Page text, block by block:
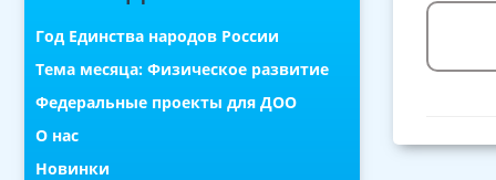
Год Единства народов России
Тема месяца: Физическое развитие
Федеральные проекты для ДОО
О нас
Новинки